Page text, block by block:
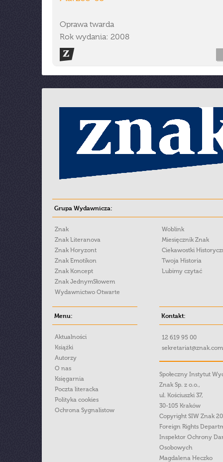
Oprawa twarda
Rok wydania: 2008
Grupa Wydawnicza:
Znak
Znak Literanova
Znak Horyzont
Znak Emotikon
Znak Koncept
Znak JednymSłowem
Wydawnictwo Otwarte
Woblink
Miesięcznik Znak
Ciekawostki
Twoja Historia
Lubimy czytać
Menu:
Aktualności
Książki
Autorzy
O nas
Księgarnia
Poczta literacka
Polityka cookies
Ochrona Sygnalistow
Kontakt:
12 619 95 00
Społeczny Instytut
Znak Sp. z o.o.,
ul. Kościuszki 37,
30-105 Kraków
Copyright SIW Znak
Foreign Rights
Inspektor Ochrony
Osobowych
Magdalena Heczko